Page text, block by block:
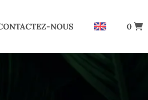
NOUS 0